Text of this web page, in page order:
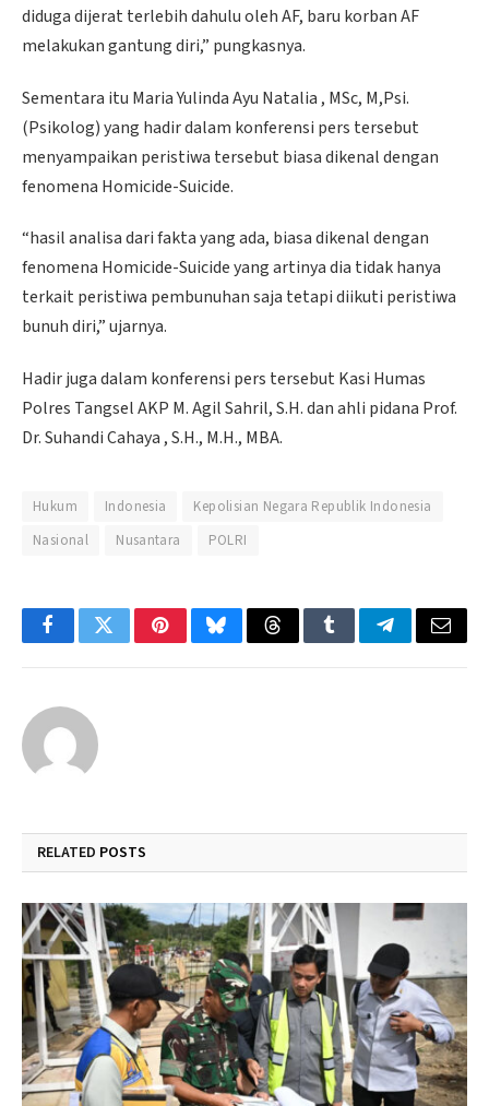
diduga dijerat terlebih dahulu oleh AF, baru korban AF
melakukan gantung diri,” pungkasnya.
Sementara itu Maria Yulinda Ayu Natalia , MSc, M,Psi.
(Psikolog) yang hadir dalam konferensi pers tersebut
menyampaikan peristiwa tersebut biasa dikenal dengan
fenomena Homicide-Suicide.
“hasil analisa dari fakta yang ada, biasa dikenal dengan
fenomena Homicide-Suicide yang artinya dia tidak hanya
terkait peristiwa pembunuhan saja tetapi diikuti peristiwa
bunuh diri,” ujarnya.
Hadir juga dalam konferensi pers tersebut Kasi Humas
Polres Tangsel AKP M. Agil Sahril, S.H. dan ahli pidana Prof.
Dr. Suhandi Cahaya , S.H., M.H., MBA.
Hukum Indonesia
Kepolisian Negara Republik Indonesia
Nasional
Nusantara POLRI
FacebookTwitterPinterestBlueskyThreadsTumblrTelegramEmail
RELATED POSTS